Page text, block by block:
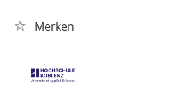
Merken